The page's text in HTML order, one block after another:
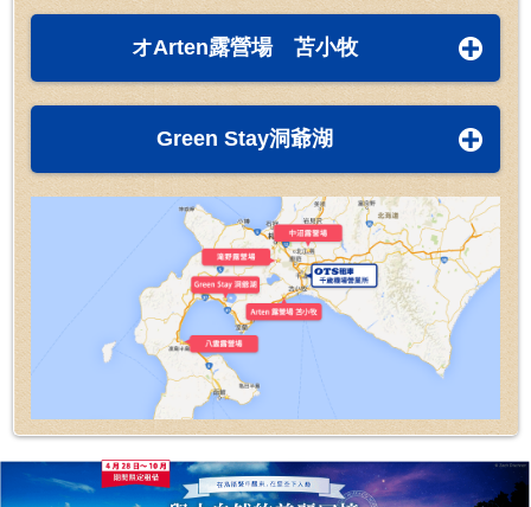
オArten露營場 苫小牧
Green Stay洞爺湖